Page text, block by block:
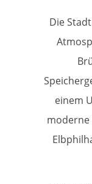
Die
einem
moderne